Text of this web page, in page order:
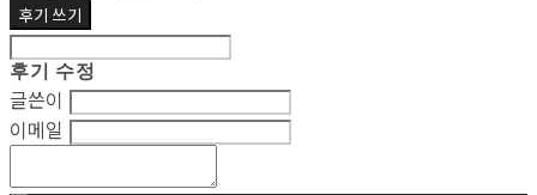
후기 쓰기
후기 수정
글쓴이
이메일